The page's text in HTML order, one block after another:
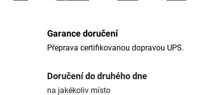
Garance doručení
Přeprava certifikovanou dopravou UPS.
Doručení do druhého dne
na jakékoliv místo